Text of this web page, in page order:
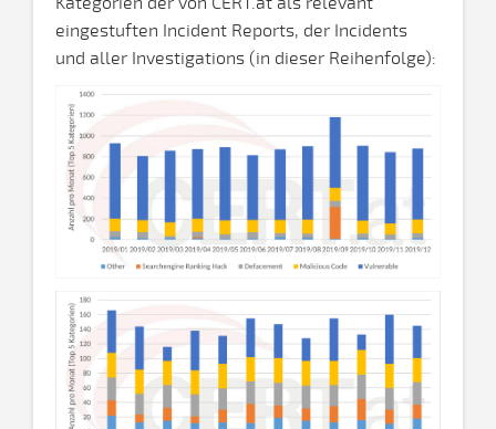
eingestuften Incident Reports, der Incidents
und aller Investigations (in dieser Reihenfolge):